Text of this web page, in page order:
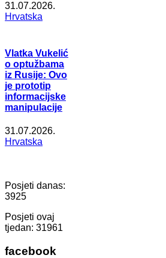
31.07.2026.
Hrvatska
Vlatka Vukelić
o optužbama
iz Rusije: Ovo
je prototip
informacijske
manipulacije
31.07.2026.
Hrvatska
Posjeti danas:
3925
Posjeti ovaj
tjedan: 31961
facebook